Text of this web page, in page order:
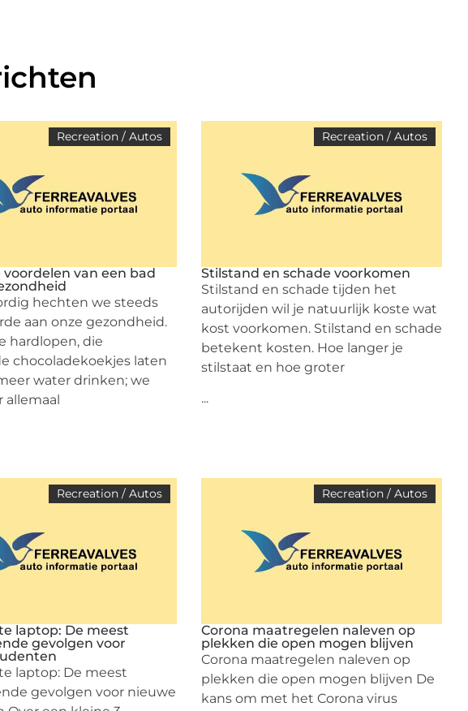
Recreation / Autos
voordelen van een bad
hechten we steeds
aan onze gezondheid.
hardlopen, die
chocoladekoekjes laten
water drinken; we
allemaal
Recreation / Autos
Stilstand en schade voorkomen
Stilstand en schade tijden het
autorijden wil je natuurlijk koste wat
kost voorkomen. Stilstand en schade
betekent kosten. Hoe langer je
stilstaat en hoe groter
...
Recreation / Autos
laptop: De meest
gevolgen voor
laptop: De meest
gevolgen voor nieuwe
Recreation / Autos
Corona maatregelen naleven op
plekken die open mogen blijven
Corona maatregelen naleven op
plekken die open mogen blijven De
kans om met het Corona virus